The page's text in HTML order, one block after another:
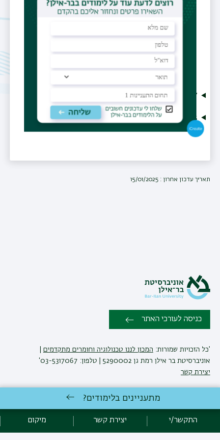
בניין 206 קומה 2- חדר A15
CV
Publications
תאריך עדכון אחרון : 15/01/2025
כניסה לעורכי האתר
'כל הזכויות שמורות: המכון לננו טכנולוגיה וחומרים מתקדמים
אוניברסיטת בר אילן רמת גן 5290002 | טלפון: 03-5317067'
יצירת קשר
אגף תקשוב, אוניברסיטת בר-אילן
אקדימה בר-אילן
מתעניינים בלימודים?
התקשר/י יצירת קשר מיקום